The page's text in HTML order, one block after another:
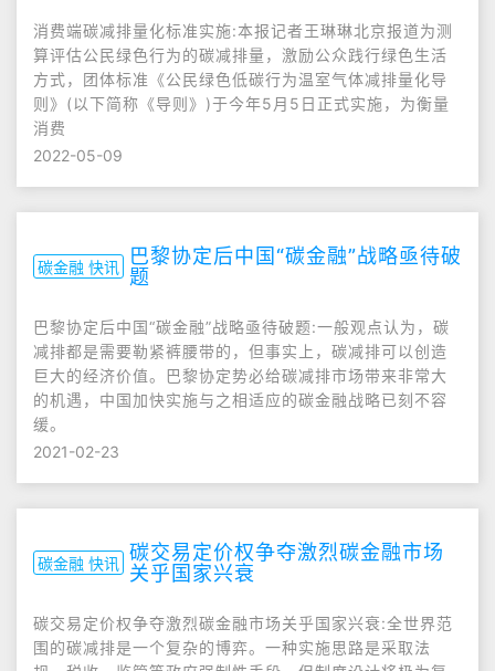
消费端碳减排量化标准实施:本报记者王琳琳北京报道为测
算评估公民绿色行为的碳减排量，激励公众践行绿色生活
方式，团体标准《公民绿色低碳行为温室气体减排量化导
则》(以下简称《导则》)于今年5月5日正式实施，为衡量
消费
2022-05-09
碳金融 快讯
巴黎协定后中国“碳金融”战略亟待破
题
巴黎协定后中国“碳金融”战略亟待破题:一般观点认为，碳
减排都是需要勒紧裤腰带的，但事实上，碳减排可以创造
巨大的经济价值。巴黎协定势必给碳减排市场带来非常大
的机遇，中国加快实施与之相适应的碳金融战略已刻不容
缓。
2021-02-23
碳金融 快讯 碳交易定价权争夺激烈碳金融市场
关乎国家兴衰
碳交易定价权争夺激烈碳金融市场关乎国家兴衰:全世界范
围的碳减排是一个复杂的博弈。一种实施思路是采取法